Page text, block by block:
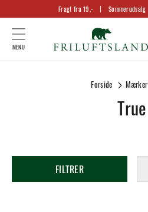
Fragt fra 19,- Sommerudsalg
True
Forside Mærker
FILTRER